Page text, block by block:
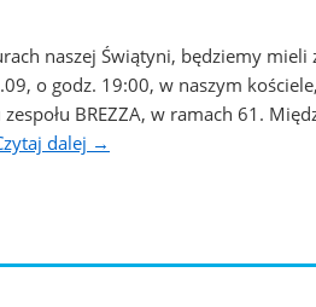
naszej Świątyni, będziemy mieli
o godz. 19:00, w naszym
BREZZA, w ramach 61.
dalej →